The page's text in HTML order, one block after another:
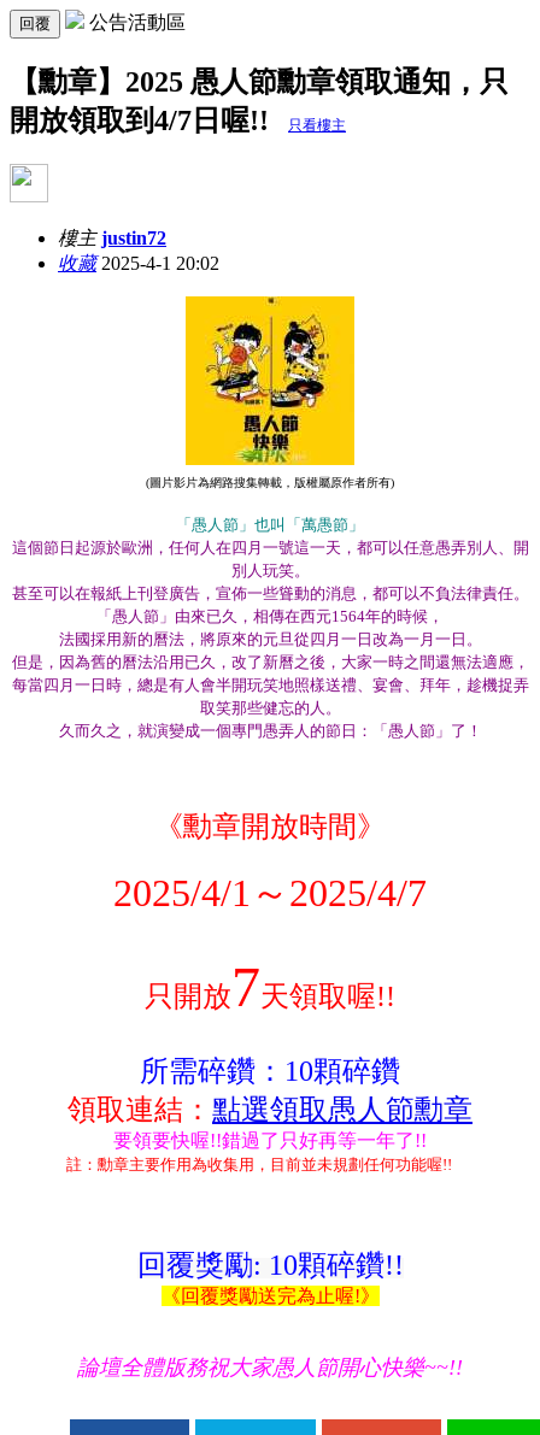
回覆 公告活動區
【勳章】2025 愚人節勳章領取通知，只
開放領取到4/7日喔!!
只看樓主
樓主 justin72
收藏2025-4-1 20:02
(圖片影片為網路搜集轉載，版權屬原作者所有)
「愚人節」也叫「萬愚節」
這個節日起源於歐洲，任何人在四月一號這一天，都可以任意愚弄別人、開
別人玩笑。
甚至可以在報紙上刊登廣告，宣佈一些聳動的消息，都可以不負法律責任。
「愚人節」由來已久，相傳在西元1564年的時候，
法國採用新的曆法，將原來的元旦從四月一日改為一月一日。
但是，因為舊的曆法沿用已久，改了新曆之後，大家一時之間還無法適應，
每當四月一日時，總是有人會半開玩笑地照樣送禮、宴會、拜年，趁機捉弄
取笑那些健忘的人。
久而久之，就演變成一個專門愚弄人的節日：「愚人節」了！
《勳章開放時間》
2025/4/1～2025/4/7
只開放7天領取喔!!
所需碎鑽： 10顆碎鑽
領取連結： 點選領取愚人節勳章
要領要快喔!!錯過了只好再等一年了!!
註：勳章主要作用為收集用，目前並未規劃任何功能喔!!
回覆獎勵: 10顆碎鑽!!
《回覆獎勵送完為止喔!》
論壇全體版務祝大家愚人節開心快樂~~!!